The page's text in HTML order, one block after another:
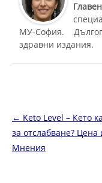
МУ-София.
здравни издания.
Навигация в
← Keto Level – Кето
за отслабване? Цена
Мнения